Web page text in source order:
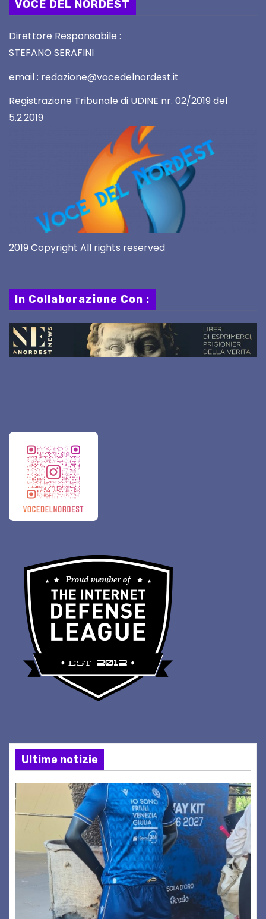
VOCE DEL NORDEST
Direttore Responsabile :
STEFANO SERAFINI
email : redazione@vocedelnordest.it
Registrazione Tribunale di UDINE nr. 02/2019 del
5.2.2019
2019 Copyright All rights reserved
In Collaborazione Con :
Ultime notizie